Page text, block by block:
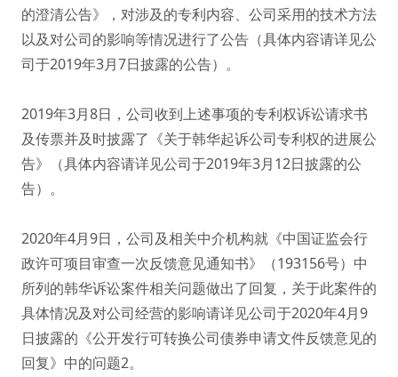
的澄清公告》，对涉及的专利内容、公司采用的技术方法
以及对公司的影响等情况进行了公告（具体内容请详见公
司于2019年3月7日披露的公告）。
2019年3月8日，公司收到上述事项的专利权诉讼请求书
及传票并及时披露了《关于韩华起诉公司专利权的进展公
告》（具体内容请详见公司于2019年3月12日披露的公
告）。
2020年4月9日，公司及相关中介机构就《中国证监会行
政许可项目审查一次反馈意见通知书》（193156号）中
所列的韩华诉讼案件相关问题做出了回复，关于此案件的
具体情况及对公司经营的影响请详见公司于2020年4月9
日披露的《公开发行可转换公司债券申请文件反馈意见的
回复》中的问题2。